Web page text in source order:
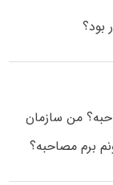
بود؟
من سازمان
برم مصاحبه؟